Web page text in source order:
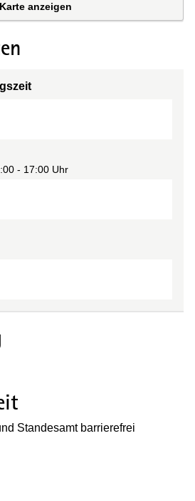
Karte anzeigen
- 17:00 Uhr
Standesamt barrierefrei